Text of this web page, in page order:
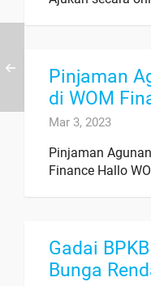
Pinjaman
di WOM
Mar 3, 2023
Pinjaman
Finance Hallo
Gadai
Bunga